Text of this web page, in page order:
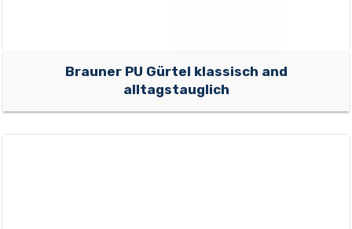
Brauner PU Gürtel klassisch and
alltagstauglich